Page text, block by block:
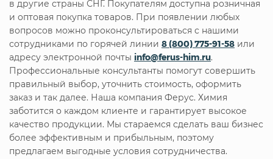
в другие страны СНГ. Покупателям доступна розничная
и оптовая покупка товаров. При появлении любых
вопросов можно проконсультироваться с нашими
сотрудниками по горячей линии 8 (800) 775-91-58 или
адресу электронной почты info@ferus-him.ru.
Профессиональные консультанты помогут совершить
правильный выбор, уточнить стоимость, оформить
заказ и так далее. Наша компания Ферус. Химия
заботится о каждом клиенте и гарантирует высокое
качество продукции. Мы стараемся сделать ваш бизнес
более эффективным и прибыльным, поэтому
предлагаем выгодные условия сотрудничества.